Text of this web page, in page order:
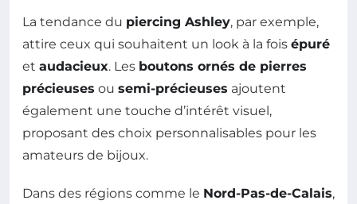
La tendance du piercing Ashley, par exemple,
attire ceux qui souhaitent un look à la fois épuré
et audacieux. Les boutons ornés de pierres
précieuses ou semi-précieuses ajoutent
également une touche d’intérêt visuel,
proposant des choix personnalisables pour les
amateurs de bijoux.
Dans des régions comme le Nord-Pas-de-Calais,